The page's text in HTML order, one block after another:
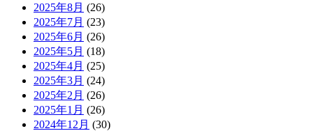
2025年8月 (26)
2025年7月 (23)
2025年6月 (26)
2025年5月 (18)
2025年4月 (25)
2025年3月 (24)
2025年2月 (26)
2025年1月 (26)
2024年12月 (30)